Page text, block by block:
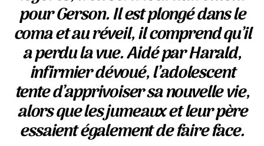
pour Gerson. Il est plongé dans le
coma et au réveil, il comprend qu’il
a perdu la vue. Aidé par Harald,
infirmier dévoué, l’adolescent
tente d’apprivoiser sa nouvelle vie,
alors que les jumeaux et leur père
essaient également de faire face.